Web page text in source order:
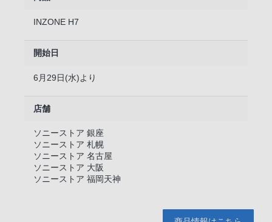
INZONE H7
開始日
6月29日(水)より
店舗
ソニーストア 銀座
ソニーストア 札幌
ソニーストア 名古屋
ソニーストア 大阪
ソニーストア 福岡天神